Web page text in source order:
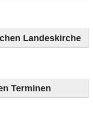
Landeskirche
Terminen